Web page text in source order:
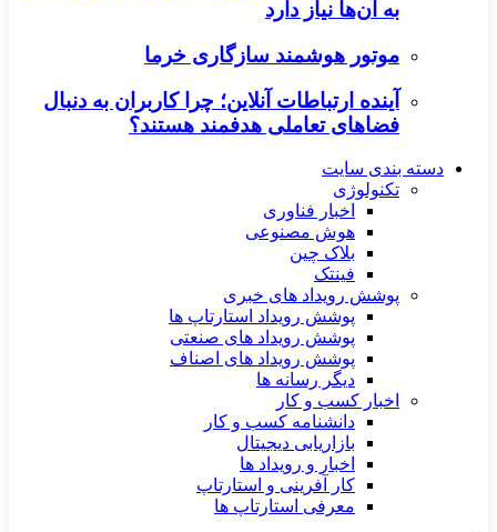
به آن‌ها نیاز دارد
موتور هوشمند سازگاری خرما
آینده ارتباطات آنلاین؛ چرا کاربران به دنبال
فضاهای تعاملی هدفمند هستند؟
دسته بندی سایت
تکنولوژی
اخبار فناوری
هوش مصنوعی
بلاک چین
فینتک
پوشش رویداد های خبری
پوشش رویداد استارتاپ ها
پوشش رویداد های صنعتی
پوشش رویداد های اصناف
دیگر رسانه ها
اخبار کسب و کار
دانشنامه کسب و کار
بازاریابی دیجیتال
اخبار و رویداد ها
کار آفرینی و استارتاپ
معرفی استارتاپ ها